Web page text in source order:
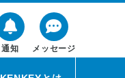
通知 メッセージ